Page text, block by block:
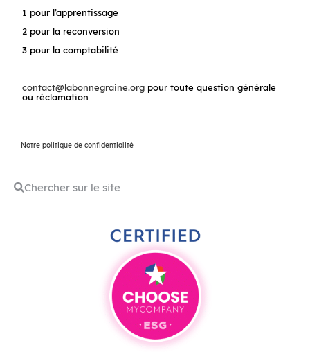
1 pour l’apprentissage
2 pour la reconversion
3 pour la comptabilité
contact@labonnegraine.org pour toute question générale
ou réclamation
Notre politique de confidentialité